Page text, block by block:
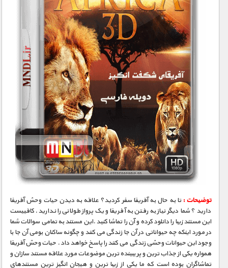
توضیحات :تا به حال به آفریقا سفر کردید؟ علاقه به دیدن حیات وحش آفریفا
دارید ؟ شما دیگر نیاز به رفتن به آفریقا و یک پرواز طولانی را ندارید . کافییست
این مستند زیبا را دانلود کرده و آن را تماشا کنید .این مستند به تمامی سوالات شما
در مورد اینکه چه حیواناتی در آن جا زندگی می کنند و چگونه ساکنان بومی آن جا با
وجود این حیوانات وحشی زندگی می کنند را پاسخ خواهد داد . حیات وحش آفریقا
همواره یکی از جذاب ترین و پر ببینده ترین موضوعات مورد علاقه مستند سازان و
تماشاگران بوده است که ما یکی از زیبا ترین و هیجان انگیز ترین مستندهای